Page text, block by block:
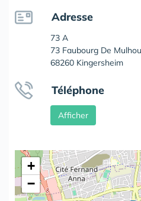
Adresse
73 A
73 Faubourg De
68260 Kingersheim
Téléphone
Afficher
+
−